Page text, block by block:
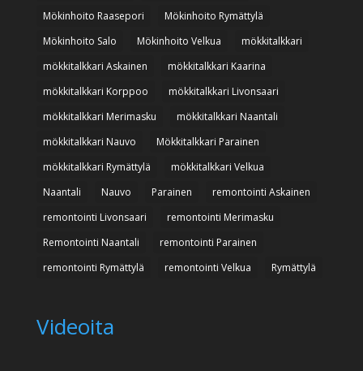
Mökinhoito Raasepori
Mökinhoito Rymättylä
Mökinhoito Salo
Mökinhoito Velkua
mökkitalkkari
mökkitalkkari Askainen
mökkitalkkari Kaarina
mökkitalkkari Korppoo
mökkitalkkari Livonsaari
mökkitalkkari Merimasku
mökkitalkkari Naantali
mökkitalkkari Nauvo
Mökkitalkkari Parainen
mökkitalkkari Rymättylä
mökkitalkkari Velkua
Naantali
Nauvo Parainen
remontointi Askainen
remontointi Livonsaari
remontointi Merimasku
Remontointi Naantali
remontointi Parainen
remontointi Rymättylä
remontointi Velkua Rymättylä
Videoita